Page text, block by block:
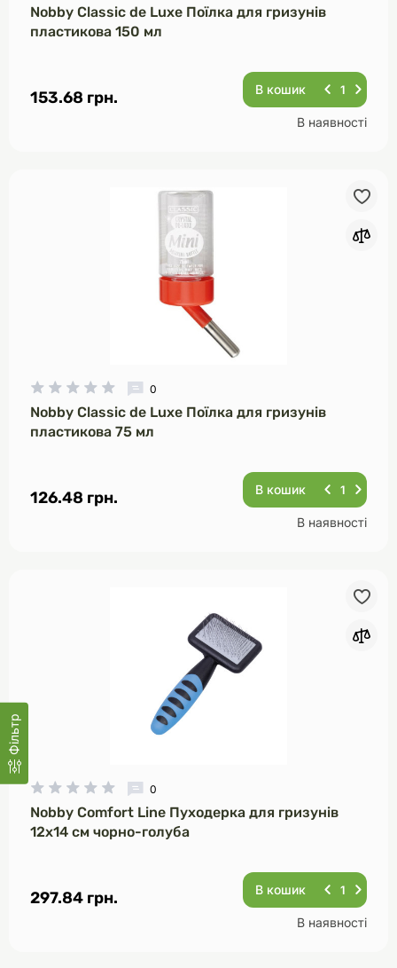
Фільтр
Nobby Classic de Luxe Поїлка для гризунів
пластикова 150 мл
153.68 грн. В кошик
В наявності
0
Nobby Classic de Luxe Поїлка для гризунів
пластикова 75 мл
126.48 грн. В кошик
В наявності
0
Nobby Comfort Line Пуходерка для гризунів
12х14 см чорно-голуба
297.84 грн. В кошик
В наявності